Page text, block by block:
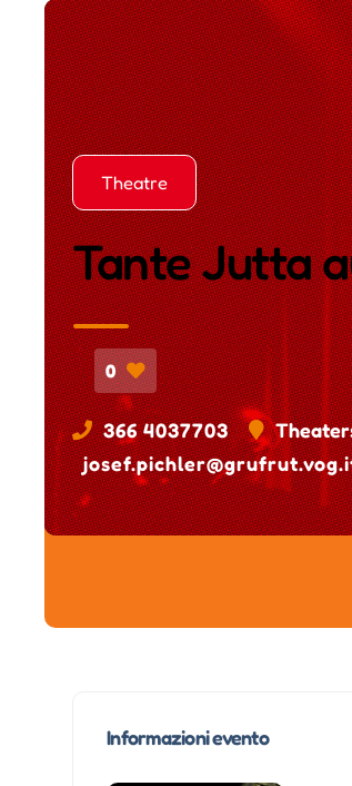
Theatre
Tante Jutta
0
366 4037703
Informazioni evento